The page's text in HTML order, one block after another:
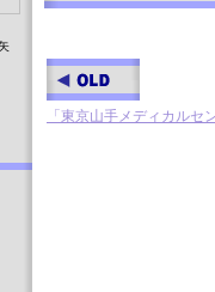
「東京山手メディカルセ